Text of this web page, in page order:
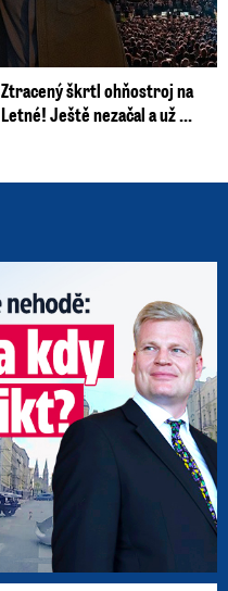
Ztracený škrtl ohňostroj na
Letné! Ještě nezačal a už ...